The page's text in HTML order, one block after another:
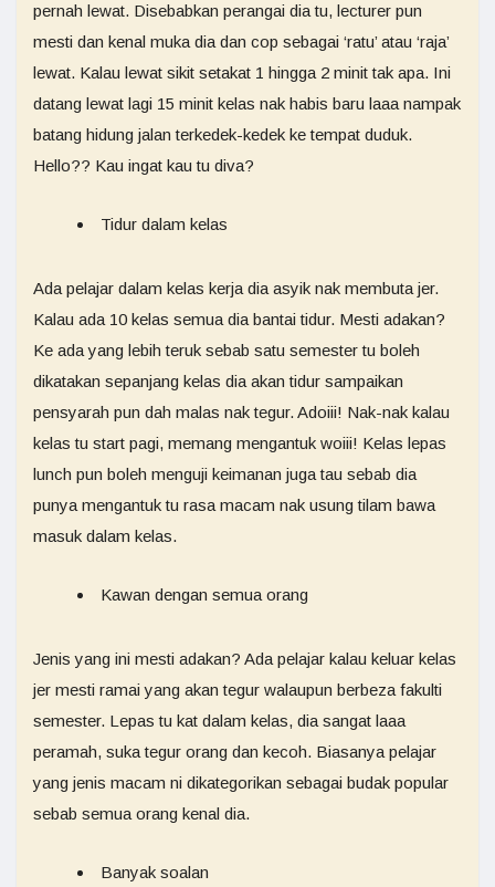
pernah lewat. Disebabkan perangai dia tu, lecturer pun
mesti dan kenal muka dia dan cop sebagai ‘ratu’ atau ‘raja’
lewat. Kalau lewat sikit setakat 1 hingga 2 minit tak apa. Ini
datang lewat lagi 15 minit kelas nak habis baru laaa nampak
batang hidung jalan terkedek-kedek ke tempat duduk.
Hello?? Kau ingat kau tu diva?
Tidur dalam kelas
Ada pelajar dalam kelas kerja dia asyik nak membuta jer.
Kalau ada 10 kelas semua dia bantai tidur. Mesti adakan?
Ke ada yang lebih teruk sebab satu semester tu boleh
dikatakan sepanjang kelas dia akan tidur sampaikan
pensyarah pun dah malas nak tegur. Adoiii! Nak-nak kalau
kelas tu start pagi, memang mengantuk woiii! Kelas lepas
lunch pun boleh menguji keimanan juga tau sebab dia
punya mengantuk tu rasa macam nak usung tilam bawa
masuk dalam kelas.
Kawan dengan semua orang
Jenis yang ini mesti adakan? Ada pelajar kalau keluar kelas
jer mesti ramai yang akan tegur walaupun berbeza fakulti
semester. Lepas tu kat dalam kelas, dia sangat laaa
peramah, suka tegur orang dan kecoh. Biasanya pelajar
yang jenis macam ni dikategorikan sebagai budak popular
sebab semua orang kenal dia.
Banyak soalan